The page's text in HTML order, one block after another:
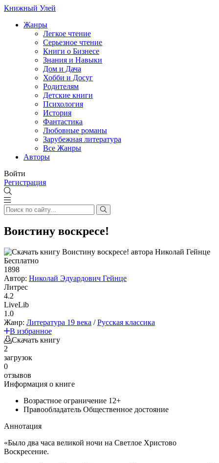
Книжный Улей
Жанры
Легкое чтение
Серьезное чтение
Книги о Бизнесе
Знания и Навыки
Дом и Дача
Хобби и Досуг
Родителям
Детские книги
Психология
История
Фантастика
Любовные романы
Зарубежная литература
Все Жанры
Авторы
Войти
Регистрация
Воистину воскресе!
Бесплатно
1898
Автор: Николай Эдуардович Гейнце
Литрес
4.2
LiveLib
1.0
Жанр: Литература 19 века /Русская классика
В избранное
Скачать книгу
2
загрузок
0
отзывов
Информация о книге
Возрастное ограничение 12+
Правообладатель Общественное достояние
Аннотация
«Было два часа великой ночи на Светлое Христово
Воскресение.